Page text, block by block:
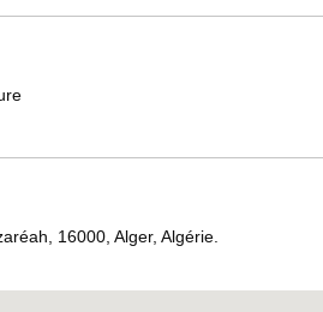
16000, Alger, Algérie.